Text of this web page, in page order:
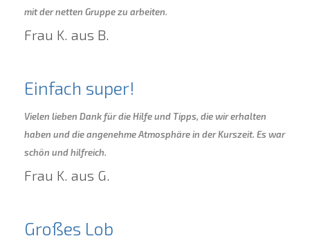
mit der netten Gruppe zu arbeiten.
Frau K. aus B.
Einfach super!
Vielen lieben Dank für die Hilfe und Tipps, die wir erhalten
haben und die angenehme Atmosphäre in der Kurszeit. Es war
schön und hilfreich.
Frau K. aus G.
Großes Lob